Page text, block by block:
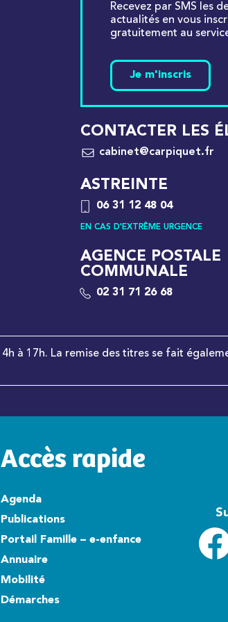
Recevez par SMS les
actualités en vous
gratuitement au
Je m'inscris
CONTACTER LES
cabinet@carpiquet.fr
ASTREINTE
06 31 12 48 04
EN CAS D'EXTRÊME URGENCE
AGENCE POSTALE
COMMUNALE
02 31 71 26 68
à 17h. La remise des titres se fait
Accès rapide
Agenda
Publications
Portail Famille – e-enfance
Annuaire
Mobilité
Démarches